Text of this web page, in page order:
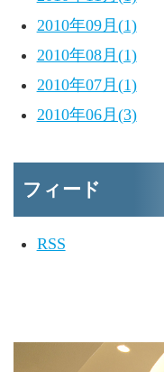
2010年09月(1)
2010年08月(1)
2010年07月(1)
2010年06月(3)
フィード
RSS